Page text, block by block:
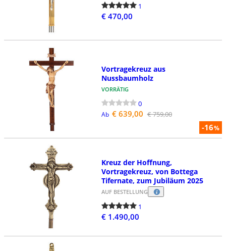
1
€ 470,00
-16%
Vortragekreuz aus
Nussbaumholz
VORRÄTIG
0
Ab € 639,00 € 759,00
Kreuz der Hoffnung,
Vortragekreuz, von Bottega
Tifernate, zum Jubiläum 2025
AUF BESTELLUNG
1
€ 1.490,00